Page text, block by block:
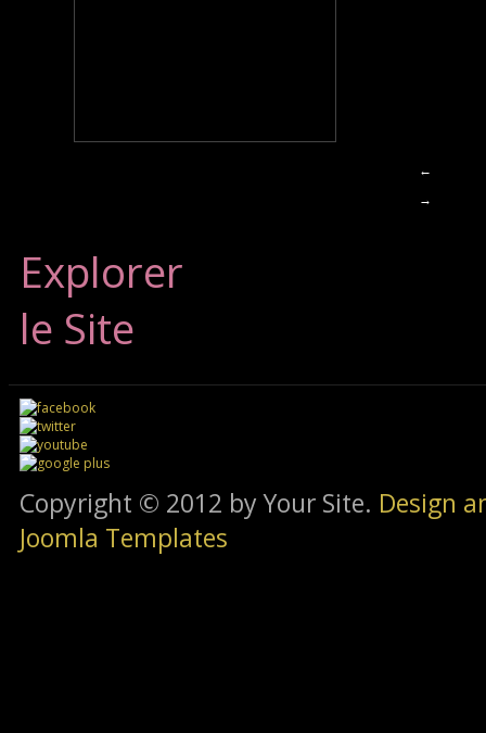
←
→
Explorer
le Site
Copyright © 2012 by Your Site. Design
Joomla Templates